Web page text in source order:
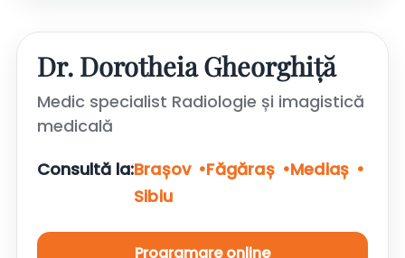
Dr. Dorotheia Gheorghiță
Medic specialist Radiologie și imagistică
medicală
Consultă la:Brașov Făgăraș
Mediaș
Sibiu
Programare online